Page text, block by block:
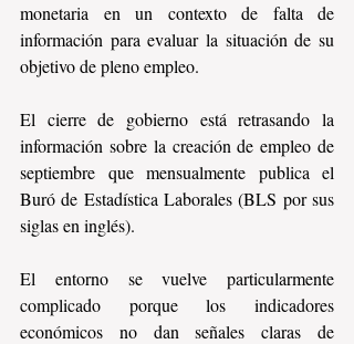
monetaria en un contexto de falta de
información para evaluar la situación de su
objetivo de pleno empleo.
El cierre de gobierno está retrasando la
información sobre la creación de empleo de
septiembre que mensualmente publica el
Buró de Estadística Laborales (BLS por sus
siglas en inglés).
El entorno se vuelve particularmente
complicado porque los indicadores
económicos no dan señales claras de